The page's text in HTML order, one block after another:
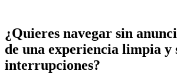
¿Quieres navegar sin
de una experiencia limpia y
interrupciones?